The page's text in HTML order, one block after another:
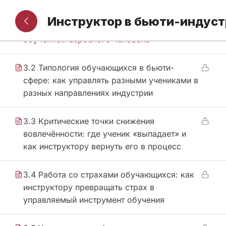
3.1 Особенности обучения взрослых: как
перестать «объяснять» и начать управлять
обучением взрослого человека
3.2 Типология обучающихся в бьюти-
сфере: как управлять разными учениками в
разных направлениях индустрии
3.3 Критические точки снижения
вовлечённости: где ученик «выпадает» и
как инструктору вернуть его в процесс
3.4 Работа со страхами обучающихся: как
инструктору превращать страх в
управляемый инструмент обучения
Инструктор в бьюти-